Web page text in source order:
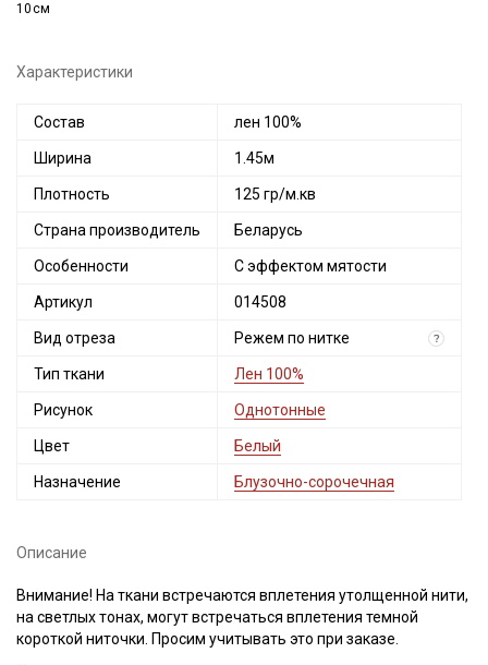
10см
Характеристики
Состав лен 100%
Ширина 1.45м
Плотность 125 гр/м.кв
Страна производитель Беларусь
Особенности С эффектом мятости
Артикул 014508
Вид отреза Режем по нитке ?
Тип ткани Лен 100%
Рисунок Однотонные
Цвет Белый
Назначение Блузочно-сорочечная
Описание
Внимание! На ткани встречаются вплетения утолщенной нити,
на светлых тонах, могут встречаться вплетения темной
короткой ниточки. Просим учитывать это при заказе.